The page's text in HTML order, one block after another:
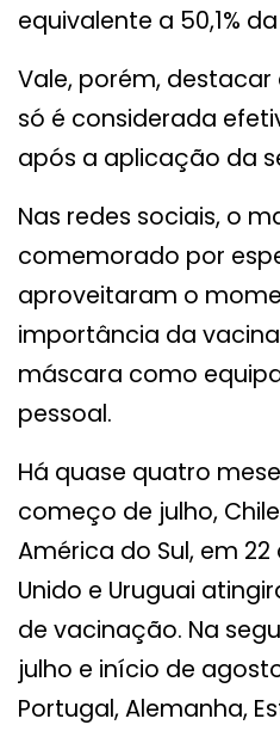
equivalente a 50,1%
Vale, porém,
só é considerada
após a aplicação da
Nas redes sociais, o
comemorado por
aproveitaram o
importância da
máscara como
pessoal.
Há quase quatro
começo de julho,
América do Sul, em 22
Unido e Uruguai
de vacinação. Na
julho e início de
Portugal, Alemanha,